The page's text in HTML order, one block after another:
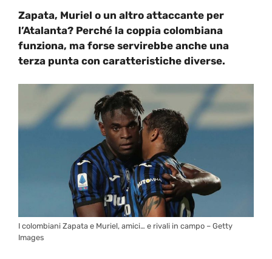
Zapata, Muriel o un altro attaccante per
l’Atalanta? Perché la coppia colombiana
funziona, ma forse servirebbe anche una
terza punta con caratteristiche diverse.
I colombiani Zapata e Muriel, amici… e rivali in campo – Getty
Images